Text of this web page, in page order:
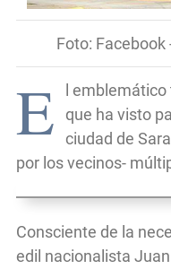
Foto: Facebook
E
l emblemático
que ha visto
ciudad de
por los vecinos-
Consciente de la
edil nacionalista